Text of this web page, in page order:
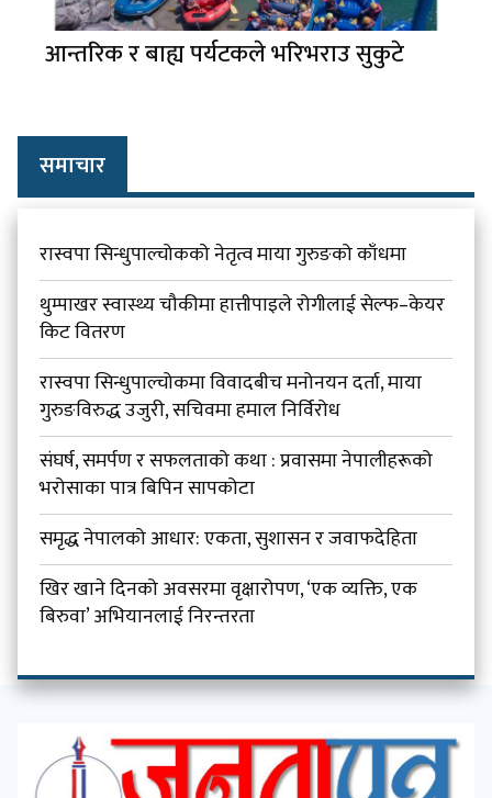
आन्तरिक र बाह्य पर्यटकले भरिभराउ सुकुटे
समाचार
रास्वपा सिन्धुपाल्चोकको नेतृत्व माया गुरुङको काँधमा
थुम्पाखर स्वास्थ्य चौकीमा हात्तीपाइले रोगीलाई सेल्फ–केयर
किट वितरण
रास्वपा सिन्धुपाल्चोकमा विवादबीच मनोनयन दर्ता, माया
गुरुङविरुद्ध उजुरी, सचिवमा हमाल निर्विरोध
संघर्ष, समर्पण र सफलताको कथा : प्रवासमा नेपालीहरूको
भरोसाका पात्र बिपिन सापकोटा
समृद्ध नेपालको आधार: एकता, सुशासन र जवाफदेहिता
खिर खाने दिनको अवसरमा वृक्षारोपण, ‘एक व्यक्ति, एक
बिरुवा’ अभियानलाई निरन्तरता